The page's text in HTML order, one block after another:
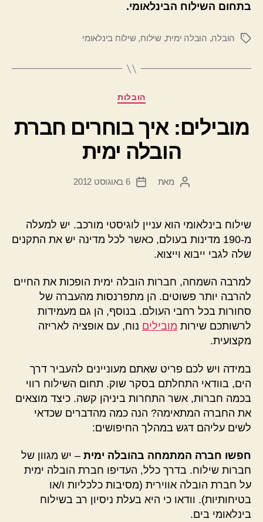
בתחום השילוח הבינלאומי.
תגיותהובלה, הובלה ימית,שילוח,שילוח בינלאומי
קטגוריותהובלות
מובילים: איך בוחרים חברת
הובלה ימית
המחבר
מאת
תאריך
6 באוגוסט 2012
שילוח בינלאומי הוא עניין לוגיסטי מורכב. יש למעלה
מ-190 מדינות בעולם, כאשר לכל מדינה יש את התקנים
שלה לגבי ייבוא וייצוא.
למרבה השמחה, חברות הובלה ימית הופכות את החיים
להרבה יותר פשוטים. הן מתפרנסות מהעברה של
סחורות בכל רחבי העולם. בנוסף, הן גם מעמידות
לרשותכם שירות מובילים נוח, עם אופציה לאריזה
מקצועית.
במידה ויש לכם פריט שאתם מעוניינים להעביר דרך
הים, בוודאי התחלתם בסקר שוק. תחום השילוח רווי
בכמה חברות, אשר התחרות ביניהן קשה. כיצד מוצאים
את החברה המתאימה? הנה כמה מהדברים שכדאי
לשים עליהם דגש במהלך החיפושים:
חפשו חברה המתמחה בהובלה ימית – יש מגוון של
חברות שילוח. בדרך כלל, העדיפו חברת הובלה ימית
על חברת הובלה אווירית (מסיבות כלכליות ו/או
בטיחותיות). וודאו כי היא בעלת ניסיון רב בשילוח
בינלאומי בים.